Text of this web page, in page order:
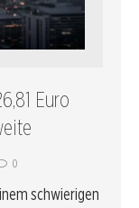
Euro
0
schwierigen